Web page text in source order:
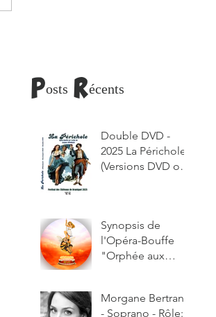
Posts Récents
Double DVD -
2025 La Périchole
(Versions DVD ou
courriel)
Synopsis de
l'Opéra-Bouffe
"Orphée aux
Morgane Bertrand
- Soprano - Rôle: